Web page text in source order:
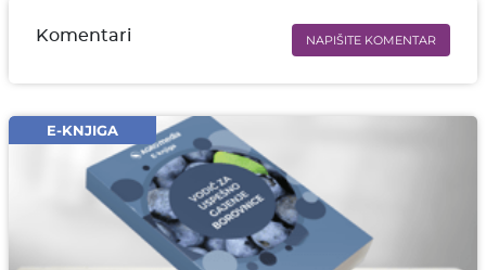
Komentari NAPIŠITE KOMENTAR
Email* obavezno
Komentar* obavezno
E-KNJIGA